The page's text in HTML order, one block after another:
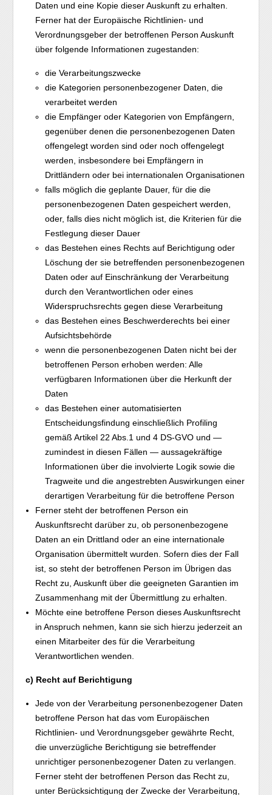
Daten und eine Kopie dieser Auskunft zu erhalten.
Ferner hat der Europäische Richtlinien- und
Verordnungsgeber der betroffenen Person Auskunft
über folgende Informationen zugestanden:
die Verarbeitungszwecke
die Kategorien personenbezogener Daten, die
verarbeitet werden
die Empfänger oder Kategorien von Empfängern,
gegenüber denen die personenbezogenen Daten
offengelegt worden sind oder noch offengelegt
werden, insbesondere bei Empfängern in
Drittländern oder bei internationalen Organisationen
falls möglich die geplante Dauer, für die die
personenbezogenen Daten gespeichert werden,
oder, falls dies nicht möglich ist, die Kriterien für die
Festlegung dieser Dauer
das Bestehen eines Rechts auf Berichtigung oder
Löschung der sie betreffenden personenbezogenen
Daten oder auf Einschränkung der Verarbeitung
durch den Verantwortlichen oder eines
Widerspruchsrechts gegen diese Verarbeitung
das Bestehen eines Beschwerderechts bei einer
Aufsichtsbehörde
wenn die personenbezogenen Daten nicht bei der
betroffenen Person erhoben werden: Alle
verfügbaren Informationen über die Herkunft der
Daten
das Bestehen einer automatisierten
Entscheidungsfindung einschließlich Profiling
gemäß Artikel 22 Abs.1 und 4 DS-GVO und —
zumindest in diesen Fällen — aussagekräftige
Informationen über die involvierte Logik sowie die
Tragweite und die angestrebten Auswirkungen einer
derartigen Verarbeitung für die betroffene Person
Ferner steht der betroffenen Person ein
Auskunftsrecht darüber zu, ob personenbezogene
Daten an ein Drittland oder an eine internationale
Organisation übermittelt wurden. Sofern dies der Fall
ist, so steht der betroffenen Person im Übrigen das
Recht zu, Auskunft über die geeigneten Garantien im
Zusammenhang mit der Übermittlung zu erhalten.
Möchte eine betroffene Person dieses Auskunftsrecht
in Anspruch nehmen, kann sie sich hierzu jederzeit an
einen Mitarbeiter des für die Verarbeitung
Verantwortlichen wenden.
c) Recht auf Berichtigung
Jede von der Verarbeitung personenbezogener Daten
betroffene Person hat das vom Europäischen
Richtlinien- und Verordnungsgeber gewährte Recht,
die unverzügliche Berichtigung sie betreffender
unrichtiger personenbezogener Daten zu verlangen.
Ferner steht der betroffenen Person das Recht zu,
unter Berücksichtigung der Zwecke der Verarbeitung,